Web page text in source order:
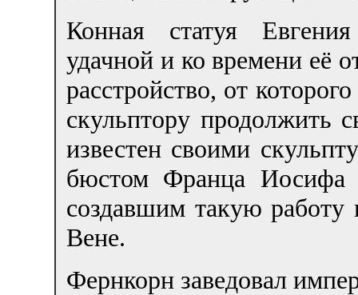
Конная статуя
удачной и ко времени её
расстройство, от
скульптору продолжить
известен своими
бюстом Франца Иосифа
создавшим такую
Вене.
Фернкорн заведовал